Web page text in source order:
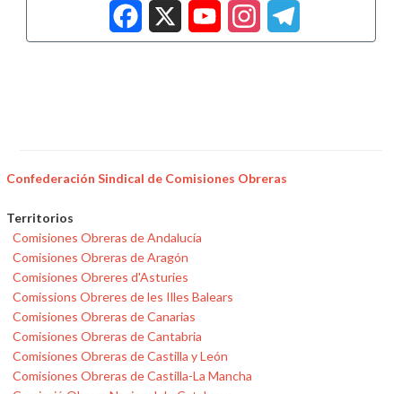
Confederación Sindical de Comisiones Obreras
Territorios
Comisiones Obreras de Andalucía
Comisiones Obreras de Aragón
Comisiones Obreres d'Asturies
Comissions Obreres de les Illes Balears
Comisiones Obreras de Canarias
Comisiones Obreras de Cantabria
Comisiones Obreras de Castilla y León
Comisiones Obreras de Castilla-La Mancha